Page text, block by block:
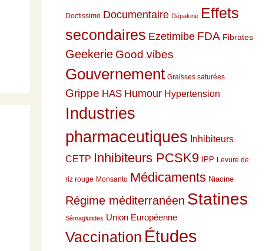
Doctissimo Documentaire Dépakine Effets
secondaires Ezetimibe FDA Fibrates
Geekerie Good vibes
Gouvernement Graisses saturées
Grippe HAS Humour Hypertension
Industries
pharmaceutiques Inhibiteurs
CETP Inhibiteurs PCSK9 IPP Levure de
riz rouge Monsanto Médicaments Niacine
Régime méditerranéen Statines
Sémaglutides Union Européenne
Vaccination Études